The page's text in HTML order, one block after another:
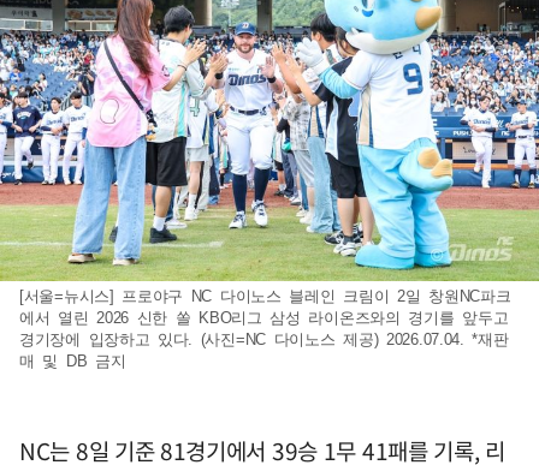
[서울=뉴시스] 프로야구 NC 다이노스 블레인 크림이 2일 창원NC파크
에서 열린 2026 신한 쏠 KBO리그 삼성 라이온즈와의 경기를 앞두고
경기장에 입장하고 있다. (사진=NC 다이노스 제공) 2026.07.04. *재판
매 및 DB 금지
NC는 8일 기준 81경기에서 39승 1무 41패를 기록, 리